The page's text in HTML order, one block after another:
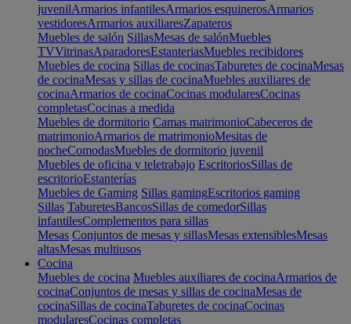
juvenilArmarios infantilesArmarios esquinerosArmarios
vestidoresArmarios auxiliaresZapateros
Muebles de salón SillasMesas de salónMuebles
TVVitrinasAparadoresEstanteriasMuebles recibidores
Muebles de cocina Sillas de cocinasTaburetes de cocinaMesas
de cocinaMesas y sillas de cocinaMuebles auxiliares de
cocinaArmarios de cocinaCocinas modularesCocinas
completasCocinas a medida
Muebles de dormitorio Camas matrimonioCabeceros de
matrimonioArmarios de matrimonioMesitas de
nocheComodasMuebles de dormitorio juvenil
Muebles de oficina y teletrabajo EscritoriosSillas de
escritorioEstanterías
Muebles de Gaming Sillas gamingEscritorios gaming
Sillas TaburetesBancosSillas de comedorSillas
infantilesComplementos para sillas
Mesas Conjuntos de mesas y sillasMesas extensiblesMesas
altasMesas multiusos
Cocina
Muebles de cocina Muebles auxiliares de cocinaArmarios de
cocinaConjuntos de mesas y sillas de cocinaMesas de
cocinaSillas de cocinaTaburetes de cocinaCocinas
modularesCocinas completas